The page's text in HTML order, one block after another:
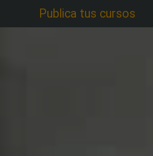
Publica tus cursos